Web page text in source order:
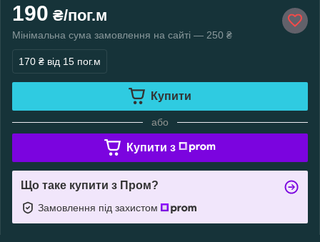
190 ₴/пог.м
Мінімальна сума замовлення на сайті — 250 ₴
170 ₴ від 15 пог.м
Купити
або
Купити з
Що таке купити з Пром?
Замовлення під захистом